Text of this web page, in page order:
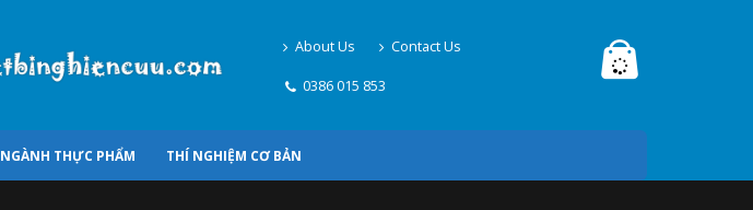
About Us Contact Us
0386 015 853
NGÀNH THỰC PHẨM THÍ NGHIỆM CƠ BẢN